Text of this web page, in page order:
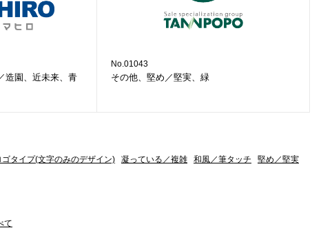
造園、近未来、青
No.01043
その他、堅め／堅実、緑
ゴタイプ(文字のみのデザイン) 凝っている／複雑 和風／筆タッチ
堅め／堅実
て